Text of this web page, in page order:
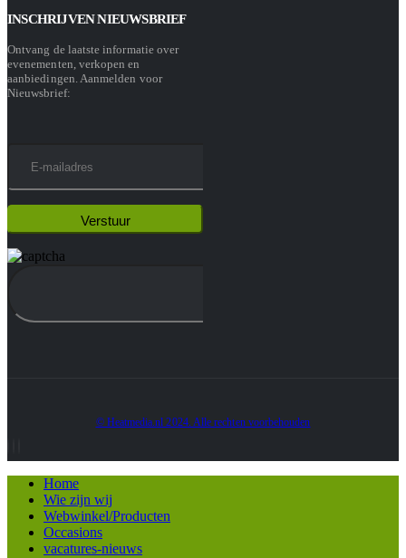
INSCHRIJVEN NIEUWSBRIEF
Ontvang de laatste informatie over
evenementen, verkopen en
aanbiedingen. Aanmelden voor
Nieuwsbrief:
© Heatmedia.nl 2024. Alle rechten voorbehouden
Home
Wie zijn wij
Webwinkel/Producten
Occasions
vacatures-nieuws